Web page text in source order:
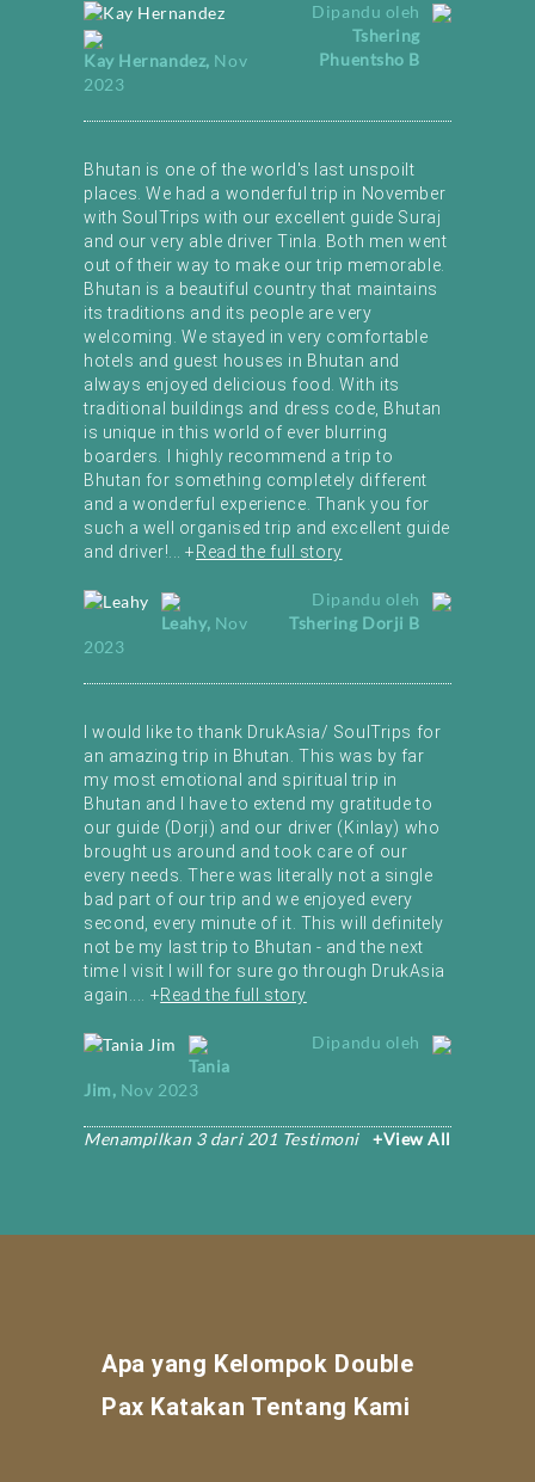
Kay Hernandez, Nov
2023
Dipandu oleh
Tshering
Phuentsho B
Bhutan is one of the world's last unspoilt
places. We had a wonderful trip in November
with SoulTrips with our excellent guide Suraj
and our very able driver Tinla. Both men went
out of their way to make our trip memorable.
Bhutan is a beautiful country that maintains
its traditions and its people are very
welcoming. We stayed in very comfortable
hotels and guest houses in Bhutan and
always enjoyed delicious food. With its
traditional buildings and dress code, Bhutan
is unique in this world of ever blurring
boarders. I highly recommend atrip to
Bhutan for something completely different
and a wonderful experience. Thank you for
such a well organised trip and excellent guide
and driver!...+ Read the full story
Leahy, Nov
2023
Dipandu oleh
Tshering Dorji B
I would like to thank DrukAsia/ SoulTrips for
an amazing trip in Bhutan. This was by far
my most emotional and spiritual trip in
Bhutan and I have to extend my gratitude to
our guide (Dorji) and our driver (Kinlay) who
brought us around and took care of our
every needs. There was literally not a single
bad part of our trip and we enjoyed every
second, every minute of it. This will definitely
not be my lasttrip to Bhutan - and the next
time I visit I will for sure go through DrukAsia
again.... +Read the full story
Tania
Jim, Nov 2023
Dipandu oleh
Menampilkan 3 dari 201 Testimoni +View All
Apa yang Kelompok Double
Pax Katakan Tentang Kami